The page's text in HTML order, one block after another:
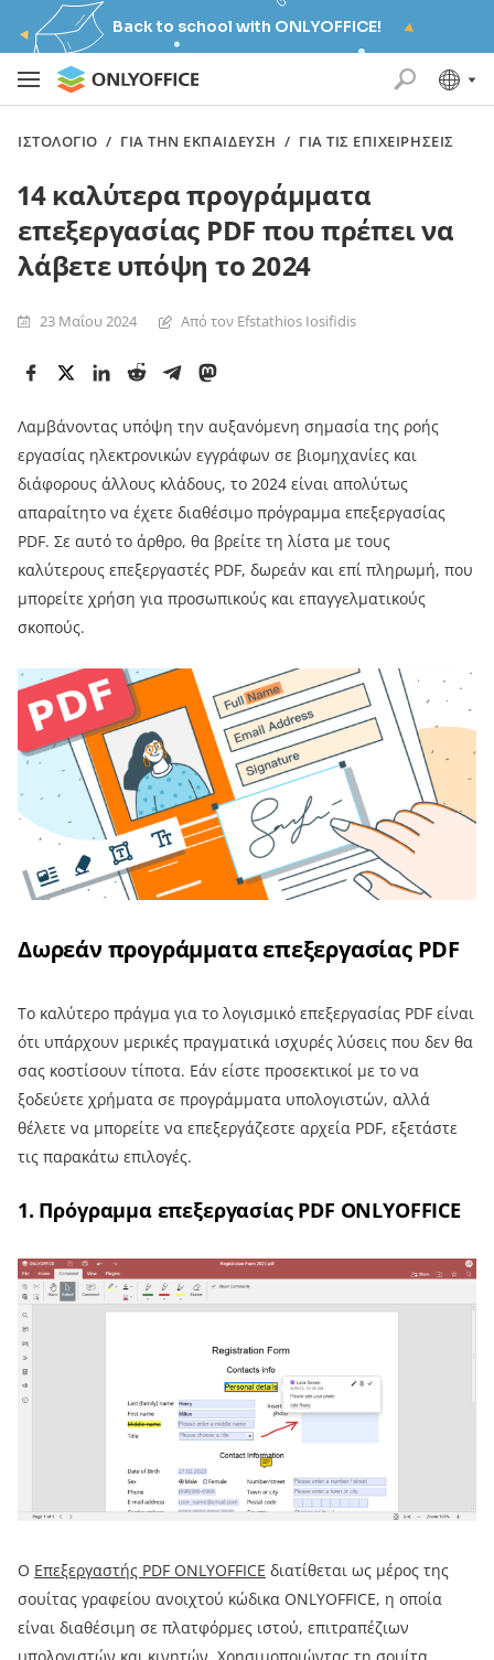
Back to school with ONLYOFFICE!
ΙΣΤΟΛΌΓΙΟ / ΓΙΑ ΤΗΝ ΕΚΠΑΊΔΕΥΣΗ / ΓΙΑ ΤΙΣ ΕΠΙΧΕΙΡΉΣΕΙΣ
14 καλύτερα προγράμματα
επεξεργασίας PDF που πρέπει να
λάβετε υπόψη το 2024
23 Μαΐου 2024 Από τον Efstathios Iosifidis
Λαμβάνοντας υπόψη την αυξανόμενη σημασία της ροής
εργασίας ηλεκτρονικών εγγράφων σε βιομηχανίες και
διάφορους άλλους κλάδους, το 2024 είναι απολύτως
απαραίτητο να έχετε διαθέσιμο πρόγραμμα επεξεργασίας
PDF. Σε αυτό το άρθρο, θα βρείτε τη λίστα με τους
καλύτερους επεξεργαστές PDF, δωρεάν και επί πληρωμή, που
μπορείτε χρήση για προσωπικούς και επαγγελματικούς
σκοπούς.
Δωρεάν προγράμματα επεξεργασίας PDF
Το καλύτερο πράγμα για το λογισμικό επεξεργασίας PDF είναι
ότι υπάρχουν μερικές πραγματικά ισχυρές λύσεις που δεν θα
σας κοστίσουν τίποτα. Εάν είστε προσεκτικοί με το να
ξοδεύετε χρήματα σε προγράμματα υπολογιστών, αλλά
θέλετε να μπορείτε να επεξεργάζεστε αρχεία PDF, εξετάστε
τις παρακάτω επιλογές.
1. Πρόγραμμα επεξεργασίας PDF ONLYOFFICE
Ο Επεξεργαστής PDF ONLYOFFICE διατίθεται ως μέρος της
σουίτας γραφείου ανοιχτού κώδικα ONLYOFFICE, η οποία
είναι διαθέσιμη σε πλατφόρμες ιστού, επιτραπέζιων